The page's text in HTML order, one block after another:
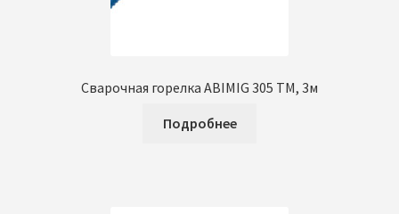
Сварочная горелка ABIMIG 305 TM, 3м
Подробнее